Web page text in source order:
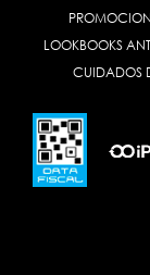
LOOKBOOKS
CUIDADOS